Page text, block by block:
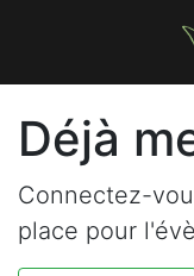
Déjà
Connectez-
place pour